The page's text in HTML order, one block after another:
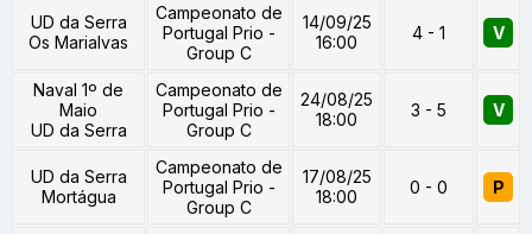
UD da Serra
Os Marialvas
Campeonato de
Portugal Prio -
Group C
14/09/25
16:00
4 - 1 V
Naval 1º de
Maio
UD da Serra
Campeonato de
Portugal Prio -
Group C
24/08/25
18:00
3 - 5 V
UD da Serra
Mortágua
Campeonato de
Portugal Prio -
Group C
17/08/25
18:00
0 - 0 P